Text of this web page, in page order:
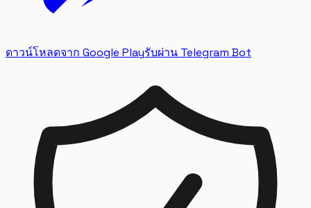
ดาวน์โหลดจาก Google Playรับผ่าน Telegram Bot